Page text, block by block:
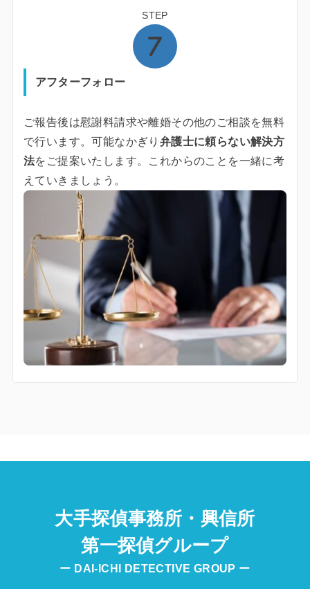
STEP
アフターフォロー
ご報告後は慰謝料請求や離婚その他のご相談を無料
で行います。可能なかぎり 弁護士に頼らない解決方
法をご提案いたします。これからのことを一緒に考
えていきましょう。
大手探偵事務所・興信所
第一探偵グループ
ー DAI-ICHI DETECTIVE GROUP ー